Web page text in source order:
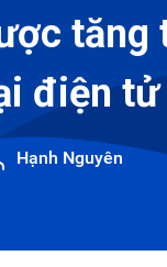
social Thương
tăng
điện
Hạnh Nguyên